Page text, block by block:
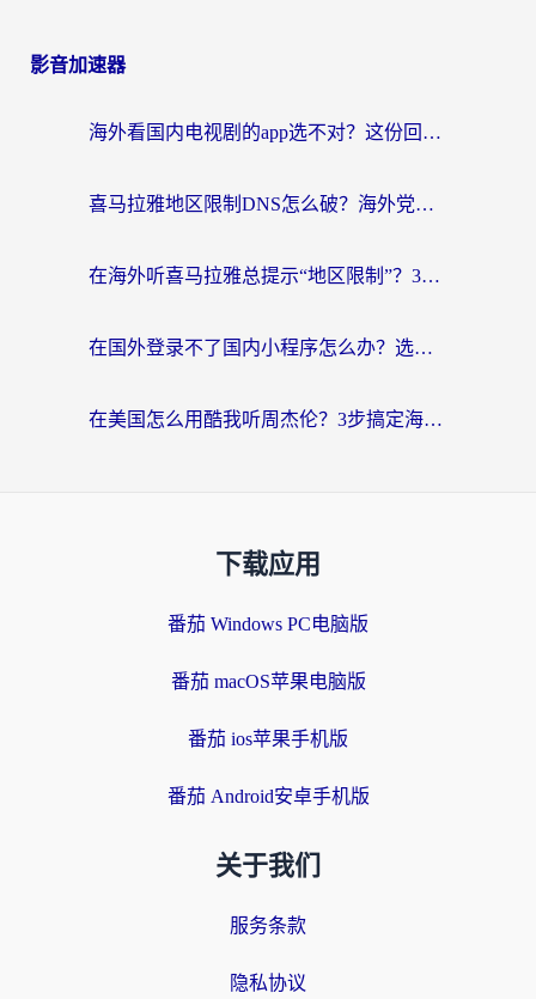
影音加速器
海外看国内电视剧的app选不对？这份回国加速器避坑指南帮你流畅追剧
喜马拉雅地区限制DNS怎么破？海外党听国内音乐听书的终极解决方案
在海外听喜马拉雅总提示“地区限制”？3步轻松解除+听国内音乐全攻略
在国外登录不了国内小程序怎么办？选对回国加速器，轻松解锁国内资源
在美国怎么用酷我听周杰伦？3步搞定海外听歌难题
下载应用
番茄 Windows PC电脑版
番茄 macOS苹果电脑版
番茄 ios苹果手机版
番茄 Android安卓手机版
关于我们
服务条款
隐私协议